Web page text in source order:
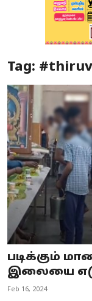
Special Story
Business
Crime
Tamilnadu
National
World
Astrology
Spirituality
Tag:
படிக்கும்
இலையை
Feb 16, 2024